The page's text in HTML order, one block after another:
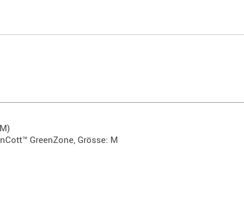
GreenZone, Grösse: M